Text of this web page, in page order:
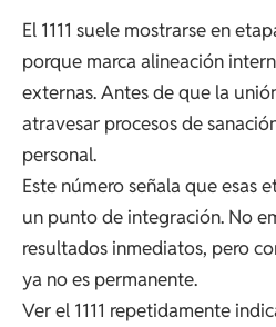
El 1111 suele mostrarse en
porque marca alineación
externas. Antes de que la
atravesar procesos de
personal.
Este número señala que esas
un punto de integración. No
resultados inmediatos, pero
ya no es permanente.
Ver el 1111 repetidamente